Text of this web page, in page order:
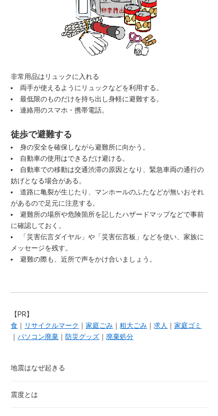
非常用品はリュックに入れる
両手が使えるようにリュックなどを利用する。
最低限のものだけを持ち出し身軽に避難する。
連絡用のスマホ・携帯電話。
徒歩で避難する
身の安全を確保しながら避難所に向かう。
自動車の使用はできるだけ避ける。
自動車での移動は交通渋滞の原因となり、緊急車両の通行の
妨げとなる場合がある。
道路に亀裂が生じたり、マンホールのふたなどが無いおそれ
があるので足元に注意する。
避難所の場所や危険箇所を記したハザードマップなどで事前
に確認しておく。
「災害伝言ダイヤル」や「災害伝言板」などを使い、家族に
メッセージを残す。
避難の際も、近所で声をかけ合いましょう。
【PR】
食 ｜ リサイクルマーク ｜家庭ごみ ｜粗大ごみ ｜求人 ｜家庭ゴミ
｜パソコン廃棄 ｜ 防災グッズ ｜ 廃棄処分
地震はなぜ起きる
震度とは